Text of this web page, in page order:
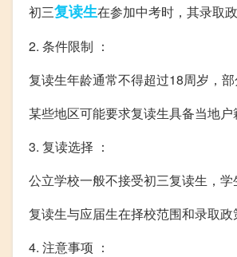
初三复读生在参加中考时，其录取
2. 条件限制 ：
复读生年龄通常不得超过18周岁，部
某些地区可能要求复读生具备当地户
3. 复读选择 ：
公立学校一般不接受初三复读生，学
复读生与应届生在择校范围和录取政
4. 注意事项 ：